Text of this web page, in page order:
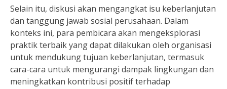
Selain itu, diskusi akan mengangkat isu keberlanjutan
dan tanggung jawab sosial perusahaan. Dalam
konteks ini, para pembicara akan mengeksplorasi
praktik terbaik yang dapat dilakukan oleh organisasi
untuk mendukung tujuan keberlanjutan, termasuk
cara-cara untuk mengurangi dampak lingkungan dan
meningkatkan kontribusi positif terhadap